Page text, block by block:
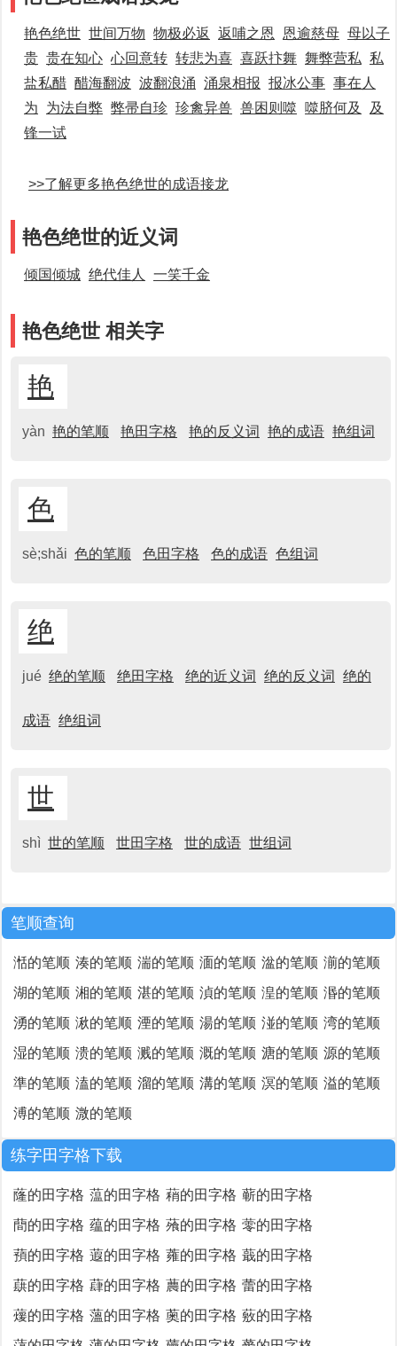
艳色绝世 世间万物 物极必返 返哺之恩 恩逾慈母 母以子
贵 贵在知心 心回意转 转悲为喜 喜跃抃舞 舞弊营私 私
盐私醋 醋海翻波 波翻浪涌 涌泉相报 报冰公事 事在人
为
为法自弊 弊帚自珍 珍禽异兽 兽困则噬 噬脐何及
及
锋一试
>>了解更多艳色绝世的成语接龙
艳色绝世的近义词
倾国倾城 绝代佳人 一笑千金
艳色绝世 相关字
艳
yàn 艳的笔顺 艳田字格 艳的反义词 艳的成语 艳组词
色
sè;shǎi 色的笔顺 色田字格 色的成语 色组词
绝
jué 绝的笔顺 绝田字格 绝的近义词 绝的反义词 绝的
成语 绝组词
世
shì 世的笔顺 世田字格 世的成语 世组词
笔顺查询
湉的笔顺 湊的笔顺 湍的笔顺 湎的笔顺 湓的笔顺 湔的笔顺
湖的笔顺 湘的笔顺 湛的笔顺 湞的笔顺 湟的笔顺 湣的笔顺
湧的笔顺 湫的笔顺 湮的笔顺 湯的笔顺 湴的笔顺 湾的笔顺
湿的笔顺 溃的笔顺 溅的笔顺 溉的笔顺 溏的笔顺 源的笔顺
準的笔顺 溘的笔顺 溜的笔顺 溝的笔顺 溟的笔顺 溢的笔顺
溥的笔顺 溦的笔顺
练字田字格下载
蕯的田字格 蕰的田字格 蕱的田字格 蕲的田字格
蕳的田字格 蕴的田字格 蕵的田字格 蕶的田字格
蕷的田字格 蕸的田字格 蕹的田字格 蕺的田字格
蕻的田字格 蕼的田字格 蕽的田字格 蕾的田字格
蕿的田字格 薀的田字格 薁的田字格 薂的田字格